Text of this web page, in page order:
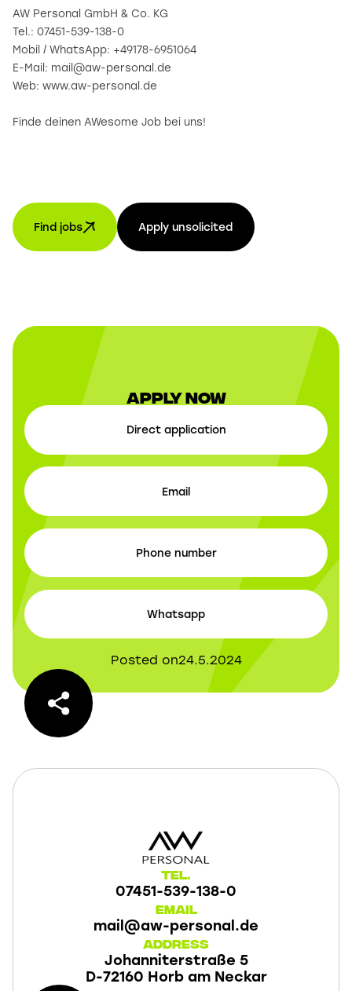
AW Personal GmbH & Co. KG
Tel.: 07451-539-138-0
Mobil / WhatsApp: +49178-6951064
E-Mail: mail@aw-personal.de
Web: www.aw-personal.de
Finde deinen AWesome Job bei uns!
Find jobs Apply unsolicited
Apply now
Direct application
Email
Phone number
Whatsapp
Posted on24.5.2024
Tel.
07451-539-138-0
Email
mail@aw-personal.de
Address
Johanniterstraße 5
D-72160 Horb am Neckar